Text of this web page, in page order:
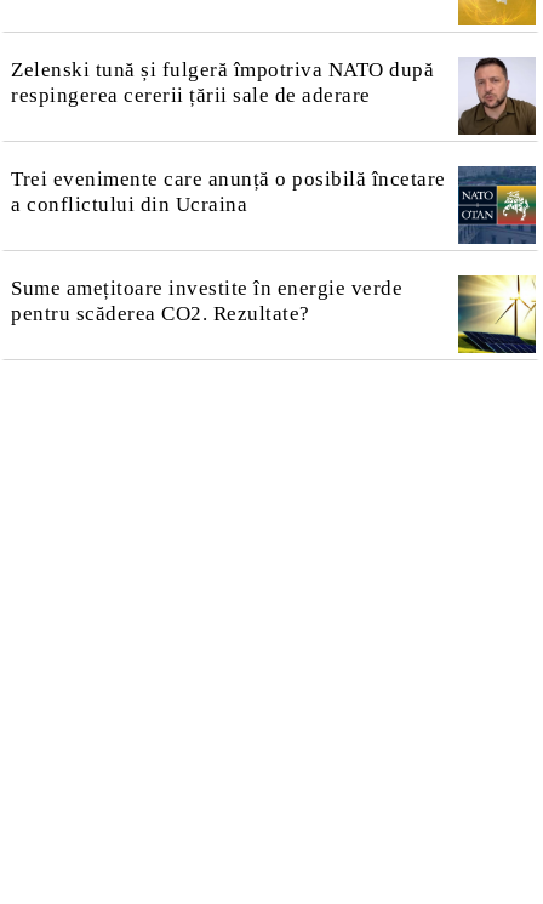
Zelenski tună și fulgeră împotriva NATO după
respingerea cererii țării sale de aderare
Trei evenimente care anunță o posibilă încetare
a conflictului din Ucraina
Sume amețitoare investite în energie verde
pentru scăderea CO2. Rezultate?